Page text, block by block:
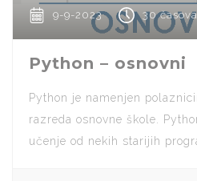
9-9-2023 30 časova
Python – osnovni
Python je namenjen
razreda osnovne škole.
učenje od nekih starijih